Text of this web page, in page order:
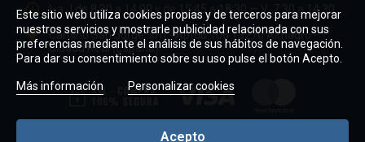
 L a J de 8:30 a 14:00 y de 15:45 a 18:30 — V: 7:30 a 14:30

Camino San Jorge, s/n - Aptdo 106 13270 Almagro -
Ciudad Real (España)
Este sitio web utiliza cookies propias y de terceros para mejorar
nuestros servicios y mostrarle publicidad relacionada con sus
preferencias mediante el análisis de sus hábitos de navegación.
Para dar su consentimiento sobre su uso pulse el botón Acepto.
Más información Personalizar cookies
Acepto